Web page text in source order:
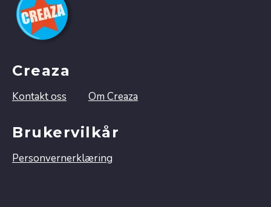
Creaza
Kontakt oss Om Creaza
Brukervilkår
Personvernerklæring